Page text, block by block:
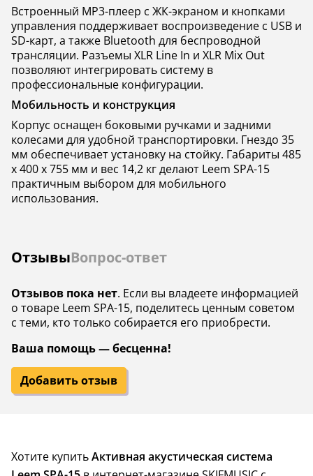
Встроенный MP3-плеер с ЖК-экраном и кнопками
управления поддерживает воспроизведение с USB и
SD-карт, а также Bluetooth для беспроводной
трансляции. Разъемы XLR Line In и XLR Mix Out
позволяют интегрировать систему в
профессиональные конфигурации.
Мобильность и конструкция
Корпус оснащен боковыми ручками и задними
колесами для удобной транспортировки. Гнездо 35
мм обеспечивает установку на стойку. Габариты 485
x 400 x 755 мм и вес 14,2 кг делают Leem SPA-15
практичным выбором для мобильного
использования.
ОтзывыВопрос-ответ
Отзывов пока нет. Если вы владеете информацией
о товаре Leem SPA-15, поделитесь ценным советом
с теми, кто только собирается его приобрести.
Ваша помощь — бесценна!
Добавить отзыв
Хотите купитьАктивная акустическая система